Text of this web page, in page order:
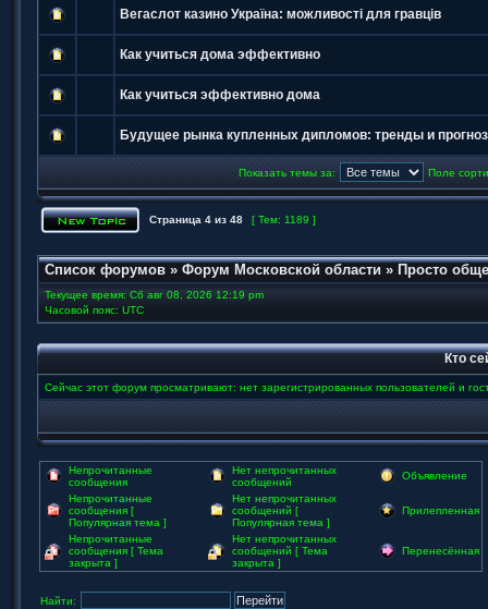
Вегаслот казино Україна: можливості для гравців
Как учиться дома эффективно
Как учиться эффективно дома
Будущее рынка купленных дипломов: тренды и
Показать темы за: Поле
Страница 4 из 48 [ Тем: 1189 ]
Список форумов » Форум Московской области » Просто
Текущее время: Сб авг 08, 2026 12:19 pm
Часовой пояс: UTC
Кто
Сейчас этот форум просматривают: нет зарегистрированных пользователей и
Непрочитанные
сообщения
Нет непрочитанных
сообщений
Объявление
Непрочитанные
сообщения [
Популярная тема ]
Нет непрочитанных
сообщений [
Популярная тема ]
Прилепленная
Непрочитанные
сообщения [ Тема
закрыта ]
Нет непрочитанных
сообщений [ Тема
закрыта ]
Перенесённая
Найти: